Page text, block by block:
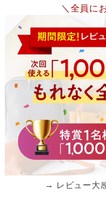
＼全員に
→ レビュー大